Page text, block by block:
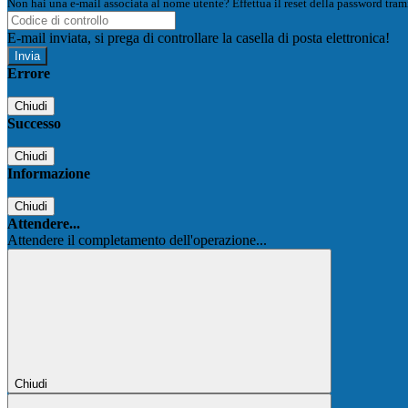
Non hai una e-mail associata al nome utente? Effettua il reset della password
E-mail inviata, si prega di controllare la casella di posta elettronica!
Errore
Chiudi
Successo
Chiudi
Informazione
Chiudi
Attendere...
Attendere il completamento dell'operazione...
Chiudi